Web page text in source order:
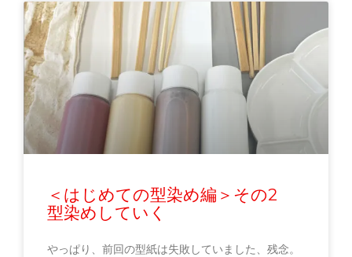
＜はじめての型染め編＞その2
型染めしていく
やっぱり、前回の型紙は失敗していました、残念。